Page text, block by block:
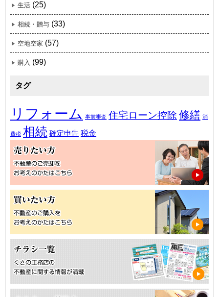
生活 (25)
相続・贈与 (33)
空地空家 (57)
購入 (99)
タグ
リフォーム 事前審査 住宅ローン控除 修繕 消
費税 相続 確定申告 税金